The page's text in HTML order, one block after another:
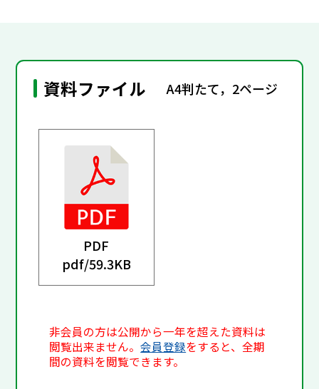
資料ファイル A4判たて，2ページ
PDF
pdf/59.3KB
非会員の方は公開から一年を超えた資料は
閲覧出来ません。会員登録をすると、全期
間の資料を閲覧できます。